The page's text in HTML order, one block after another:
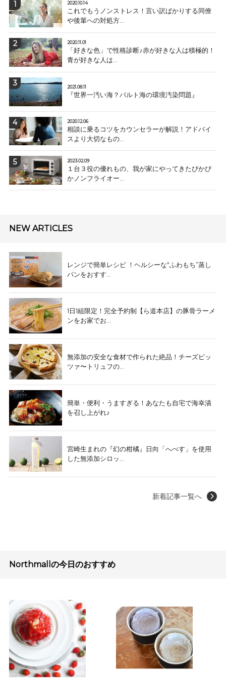
2020.10.14
これでもうノンストレス！言い訳ばかりする同僚
や後輩への対処方...
2020.11.01
「好きな色」で性格診断♪赤が好きな人は積極的！
青が好きな人は...
2021.08.11
『世界一汚い海？バルト海の環境汚染問題』
2020.12.06
相談に乗るコツをカウンセラーが解説！アドバイ
スより大切なもの...
2023.02.09
１台３役の優れもの、我が家にやってきたぴかぴ
かノンフライオー...
NEW ARTICLES
レンジで簡単レシピ ！ヘルシーな“ふわもち”蒸し
パンをおすす...
1日1組限定！完全予約制【ら道本店】の豚骨ラーメ
ンをお家でお...
無添加の安全な食材で作られた絶品！チーズピッ
ツァ〜トリュフの...
簡単・便利・うますぎる！あなたも自宅で海幸漬
を召し上がれ♪
宮崎生まれの『幻の柑橘』日向「へべす」を使用
した無添加シロッ...
新着記事一覧へ
Northmallの今日のおすすめ